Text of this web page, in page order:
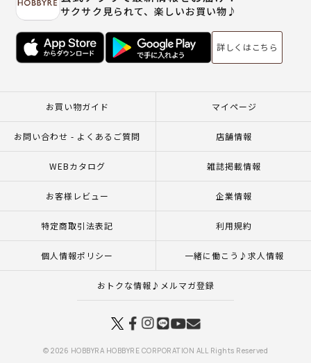
サクサク見られて、楽しいお買い物♪
詳しくはこちら
お買い物ガイド マイページ
お問い合わせ - よくあるご質問 店舗情報
WEBカタログ 雑誌掲載情報
お客様レビュー 企業情報
特定商取引法表記 利用規約
個人情報ポリシー 一緒に働こう♪求人情報
おトクな情報♪メルマガ登録
© 2026 HOBBYRA HOBBYRE CORPORATION ALL Rights Reserved